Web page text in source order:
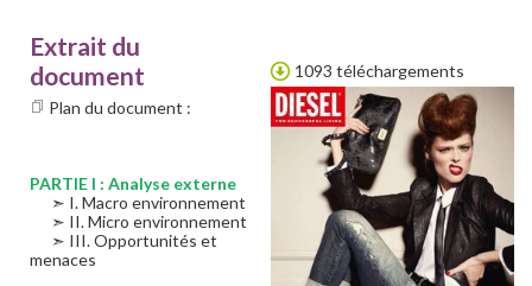
1093 téléchargements
Extrait du
document
Plan du document :
PARTIE I : Analyse externe
➣ I. Macro environnement
➣ II. Micro environnement
➣ III. Opportunités et
menaces